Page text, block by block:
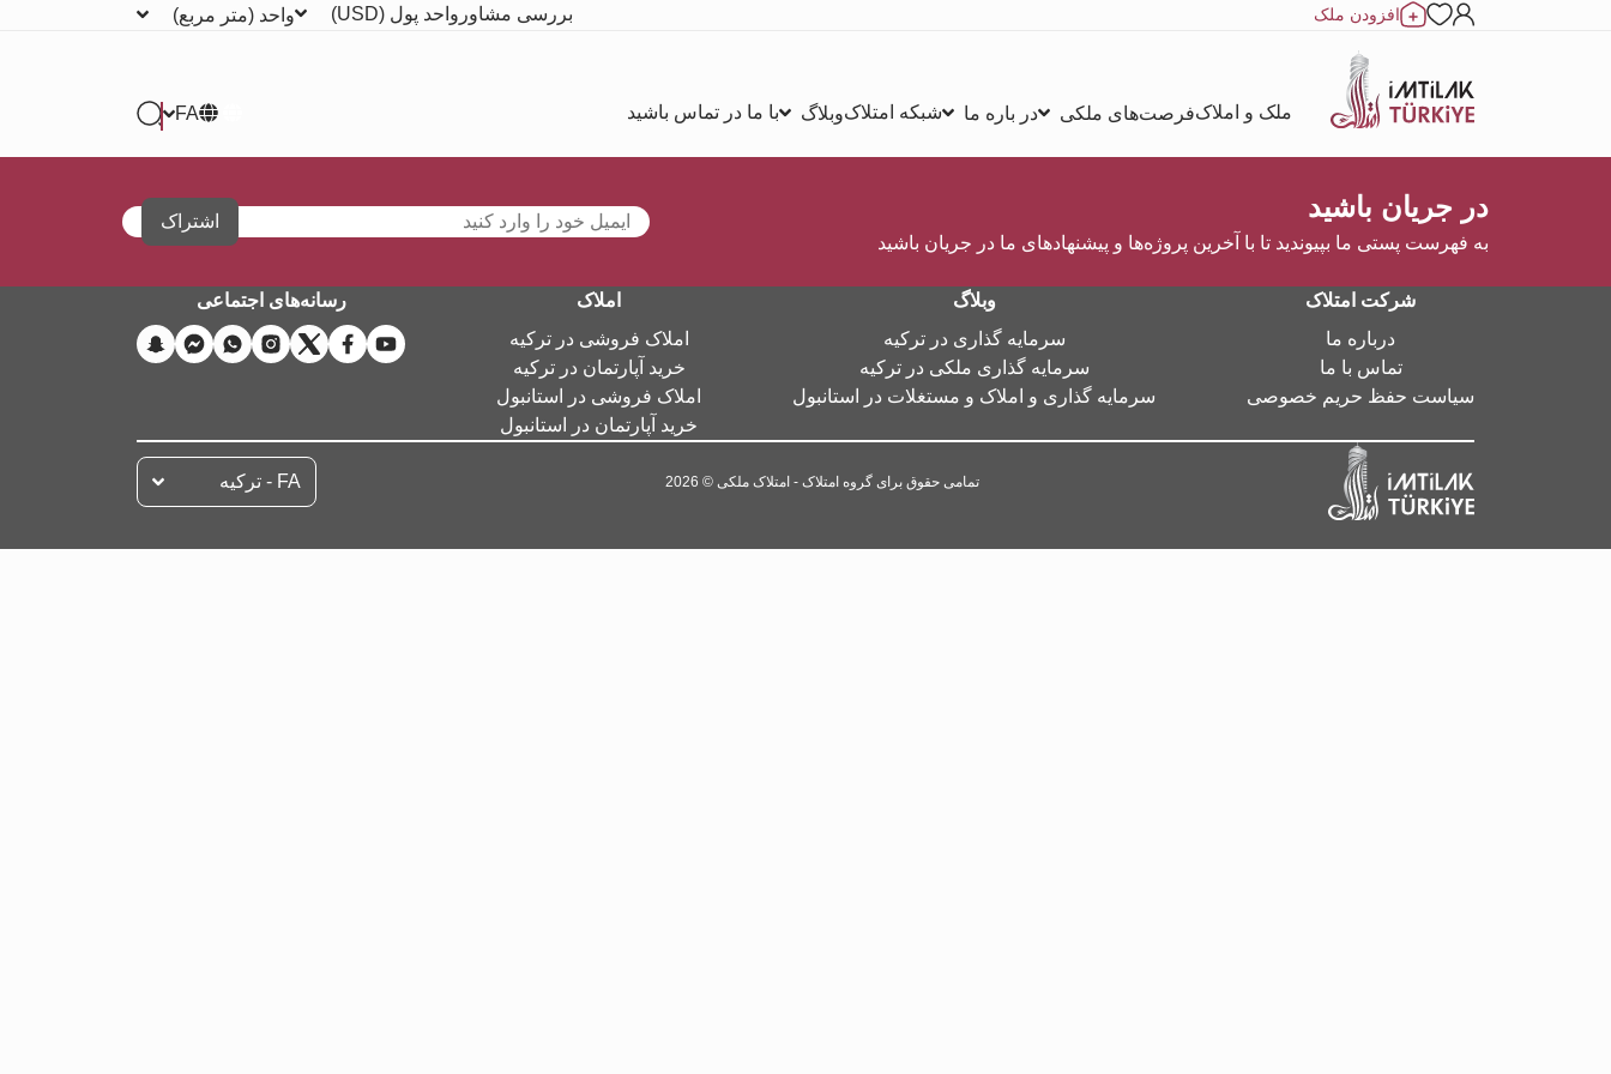
افزودن ملک بررسی مشاور واحد پول (USD) واحد (متر مربع)
ملک و املاکفرصت‌های ملکی در باره ما شبکه امتلاکوبلاگ با ما در تماس باشید FA
در جریان باشید
به فهرست پستی ما بپیوندید تا با آخرین پروژه‌ها و پیشنهادهای ما در جریان باشید
اشتراک
شرکت امتلاک
درباره ما
تماس با ما
سیاست حفظ حریم خصوصی
وبلاگ
سرمایه گذاری در ترکیه
سرمایه گذاری ملکی در ترکیه
سرمایه گذاری و املاک و مستغلات در استانبول
املاک
املاک فروشی در ترکیه
خرید آپارتمان در ترکیه
املاک فروشی در استانبول
خرید آپارتمان در استانبول
رسانه‌های اجتماعی
تمامی حقوق برای گروه امتلاک - امتلاک ملکی © 2026 FA - تركيه